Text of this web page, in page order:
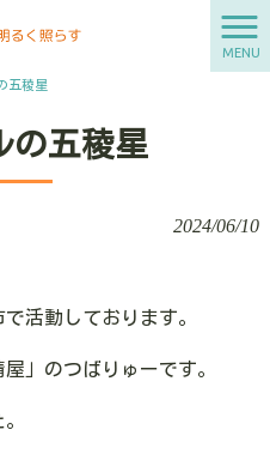
MENU
五稜星
の五稜星
2024/06/10
活動しております。
」のつばりゅーです。